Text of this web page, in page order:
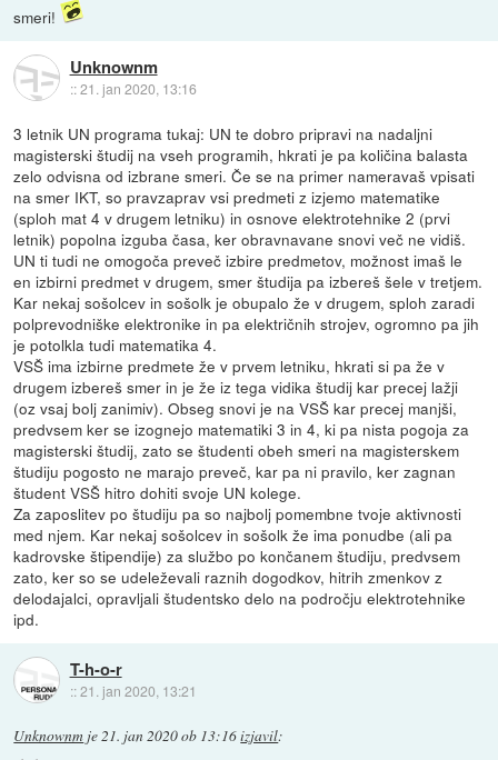
smeri!
Unknownm
::21. jan 2020, 13:16
3 letnik UN programa tukaj: UN te dobro pripravi na nadaljni
magisterski študij na vseh programih, hkrati je pa količina balasta
zelo odvisna od izbrane smeri. Če se na primer nameravaš vpisati
na smer IKT, so pravzaprav vsi predmeti z izjemo matematike
(sploh mat 4 v drugem letniku) in osnove elektrotehnike 2 (prvi
letnik) popolna izguba časa, ker obravnavane snovi več ne vidiš.
UN ti tudi ne omogoča preveč izbire predmetov, možnost imaš le
en izbirni predmet v drugem, smer študija pa izbereš šele v tretjem.
Kar nekaj sošolcev in sošolk je obupalo že v drugem, sploh zaradi
polprevodniške elektronike in pa električnih strojev, ogromno pa jih
je potolkla tudi matematika 4.
VSŠ ima izbirne predmete že v prvem letniku, hkrati si pa že v
drugem izbereš smer in je že iz tega vidika študij kar precej lažji
(oz vsaj bolj zanimiv). Obseg snovi je na VSŠ kar precej manjši,
predvsem ker se izognejo matematiki 3 in 4, ki pa nista pogoja za
magisterski študij, zato se študenti obeh smeri na magisterskem
študiju pogosto ne marajo preveč, kar pa ni pravilo, ker zagnan
študent VSŠ hitro dohiti svoje UN kolege.
Za zaposlitev po študiju pa so najbolj pomembne tvoje aktivnosti
med njem. Kar nekaj sošolcev in sošolk že ima ponudbe (ali pa
kadrovske štipendije) za službo po končanem študiju, predvsem
zato, ker so se udeleževali raznih dogodkov, hitrih zmenkov z
delodajalci, opravljali študentsko delo na področju elektrotehnike
ipd.
T-h-o-r
::21. jan 2020, 13:21
Unknownm je21. jan 2020 ob 13:16izjavil: